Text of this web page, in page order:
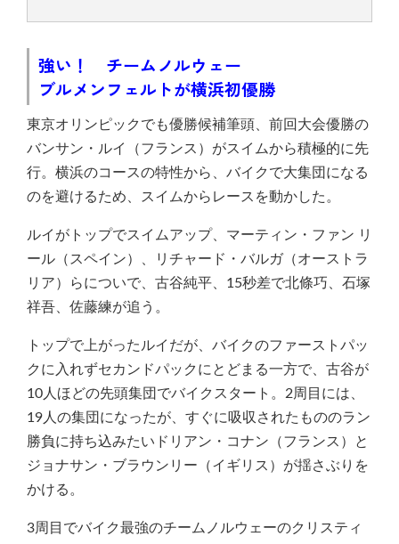
強い！ チームノルウェー
ブルメンフェルトが横浜初優勝
東京オリンピックでも優勝候補筆頭、前回大会優勝の
バンサン・ルイ（フランス）がスイムから積極的に先
行。横浜のコースの特性から、バイクで大集団になる
のを避けるため、スイムからレースを動かした。
ルイがトップでスイムアップ、マーティン・ファン リ
ール（スペイン）、リチャード・バルガ（オーストラ
リア）らについで、古谷純平、15秒差で北條巧、石塚
祥吾、佐藤練が追う。
トップで上がったルイだが、バイクのファーストパッ
クに入れずセカンドパックにとどまる一方で、古谷が
10人ほどの先頭集団でバイクスタート。2周目には、
19人の集団になったが、すぐに吸収されたもののラン
勝負に持ち込みたいドリアン・コナン（フランス）と
ジョナサン・ブラウンリー（イギリス）が揺さぶりを
かける。
3周目でバイク最強のチームノルウェーのクリスティ